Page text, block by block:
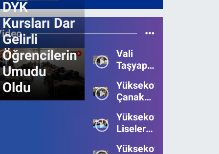
DYK
Kursları Dar
Gelirli
Öğrencilerin
Umudu
Oldu
Vali
Taşyapan,
Bölgesinde
İncelemelerde
Bulundu
Yüksekova’da
Çanakkale
111.Yılı
Kutlandı
Yüksekova’da
Liseler
Yüksekova